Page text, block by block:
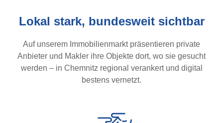
Lokal stark, bundesweit sichtbar
Auf unserem Immobilienmarkt präsentieren private
Anbieter und Makler ihre Objekte dort, wo sie gesucht
werden – in Chemnitz regional verankert und digital
bestens vernetzt.